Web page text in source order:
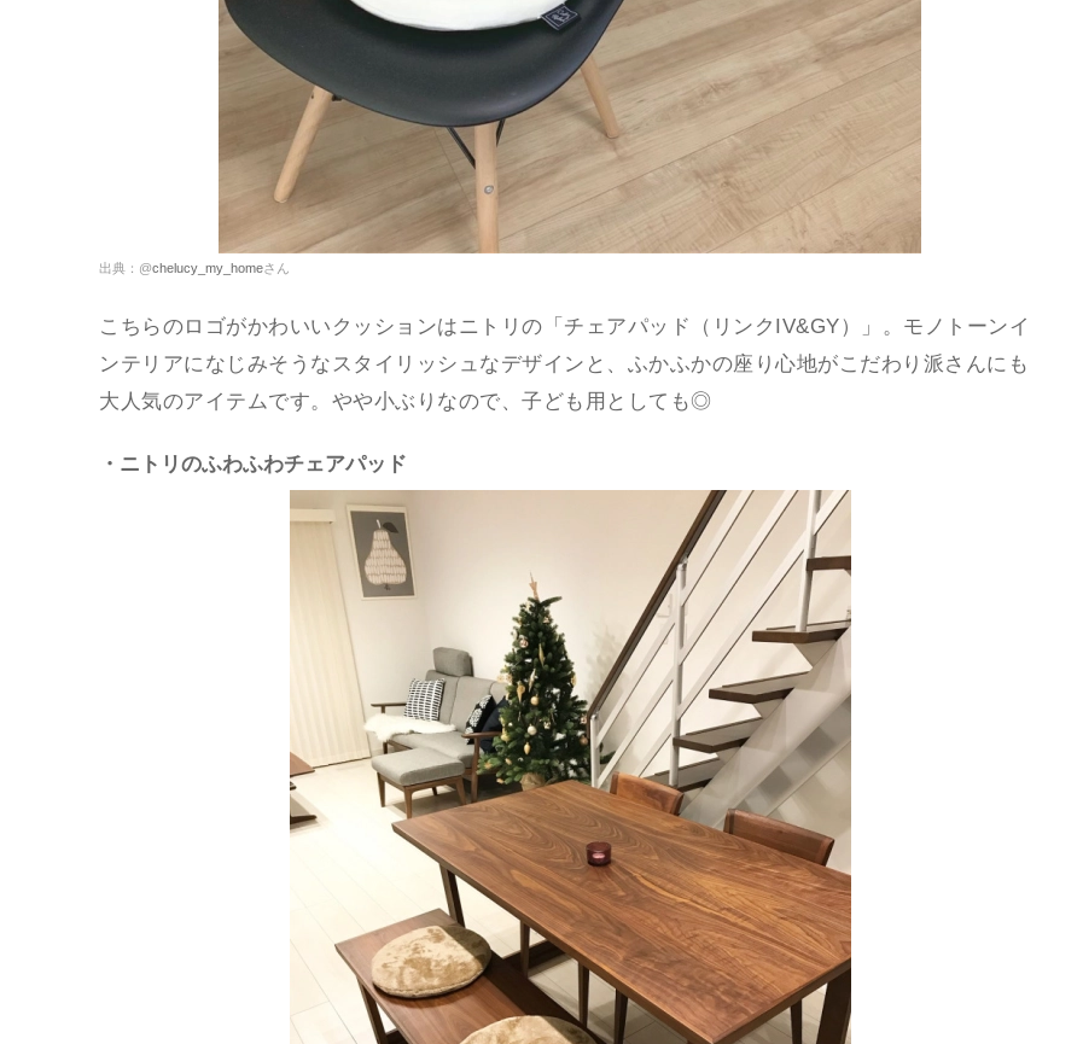
出典：@chelucy_my_homeさん
こちらのロゴがかわいいクッションはニトリの「チェアパッド（リンクIV&GY）」。モノトーンイ
ンテリアになじみそうなスタイリッシュなデザインと、ふかふかの座り心地がこだわり派さんにも
大人気のアイテムです。やや小ぶりなので、子ども用としても◎
・ニトリのふわふわチェアパッド